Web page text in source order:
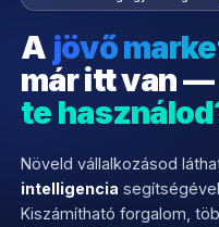
A jövő
már itt van —
te
Növeld vállalkozásod
intelligencia
Kiszámítható forgalom,